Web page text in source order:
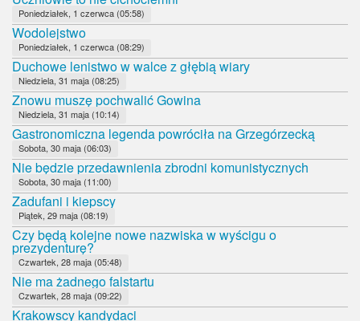
Poniedziałek, 1 czerwca (05:58)
Wodolejstwo
Poniedziałek, 1 czerwca (08:29)
Duchowe lenistwo w walce z głębią wiary
Niedziela, 31 maja (08:25)
Znowu muszę pochwalić Gowina
Niedziela, 31 maja (10:14)
Gastronomiczna legenda powróciła na Grzegórzecką
Sobota, 30 maja (06:03)
Nie będzie przedawnienia zbrodni komunistycznych
Sobota, 30 maja (11:00)
Zadufani i kiepscy
Piątek, 29 maja (08:19)
Czy będą kolejne nowe nazwiska w wyścigu o
prezydenturę?
Czwartek, 28 maja (05:48)
Nie ma żadnego falstartu
Czwartek, 28 maja (09:22)
Krakowscy kandydaci